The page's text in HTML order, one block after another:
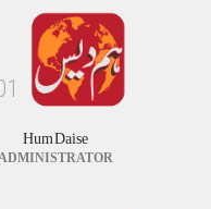
1
Hum Daise